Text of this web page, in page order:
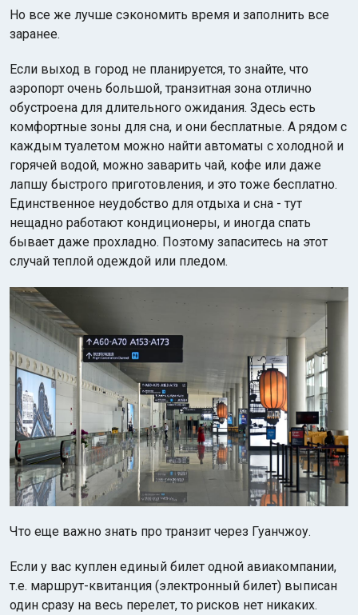
Но все же лучше сэкономить время и заполнить все
заранее.
Если выход в город не планируется, то знайте, что
аэропорт очень большой, транзитная зона отлично
обустроена для длительного ожидания. Здесь есть
комфортные зоны для сна, и они бесплатные. А рядом с
каждым туалетом можно найти автоматы с холодной и
горячей водой, можно заварить чай, кофе или даже
лапшу быстрого приготовления, и это тоже бесплатно.
Единственное неудобство для отдыха и сна - тут
нещадно работают кондиционеры, и иногда спать
бывает даже прохладно. Поэтому запаситесь на этот
случай теплой одеждой или пледом.
Что еще важно знать про транзит через Гуанчжоу.
Если у вас куплен единый билет одной авиакомпании,
т.е. маршрут-квитанция (электронный билет) выписан
один сразу на весь перелет, то рисков нет никаких.